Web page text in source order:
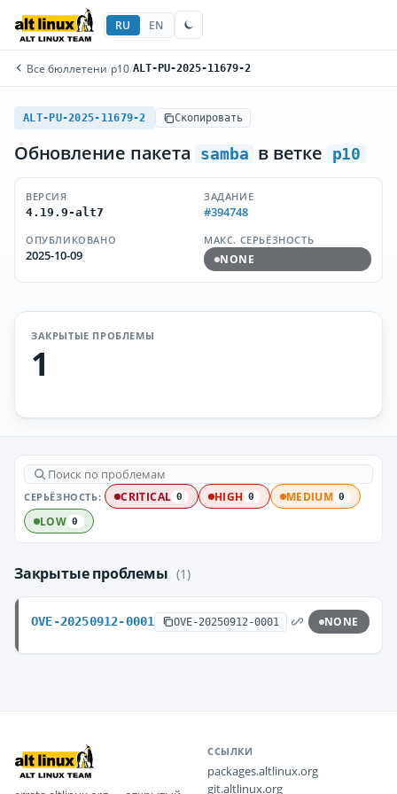
RU EN
Все бюллетени/p10/ALT-PU-2025-11679-2
ALT-PU-2025-11679-2 Скопировать
Обновление пакета samba в ветке p10
ВЕРСИЯ
4.19.9-alt7
ЗАДАНИЕ
#394748
ОПУБЛИКОВАНО
2025-10-09
МАКС. СЕРЬЁЗНОСТЬ
NONE
ЗАКРЫТЫЕ ПРОБЛЕМЫ
1
СЕРЬЁЗНОСТЬ: CRITICAL 0 HIGH 0 MEDIUM 0
LOW 0
Закрытые проблемы (1)
OVE-20250912-0001 OVE-20250912-0001 NONE
ССЫЛКИ
packages.altlinux.org
git.altlinux.org